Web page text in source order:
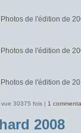
Photos de l'édition de
Photos de l'édition de
Photos de l'édition de
30375 fois | 1
2008